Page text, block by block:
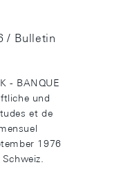
/ Bulletin
- BANQUE
und
et de
1976